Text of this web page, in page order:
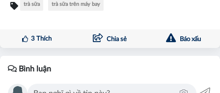
trà sữa trà sữa trên máy bay
3Thích Chia sẻ Báo xấu
Bình luận